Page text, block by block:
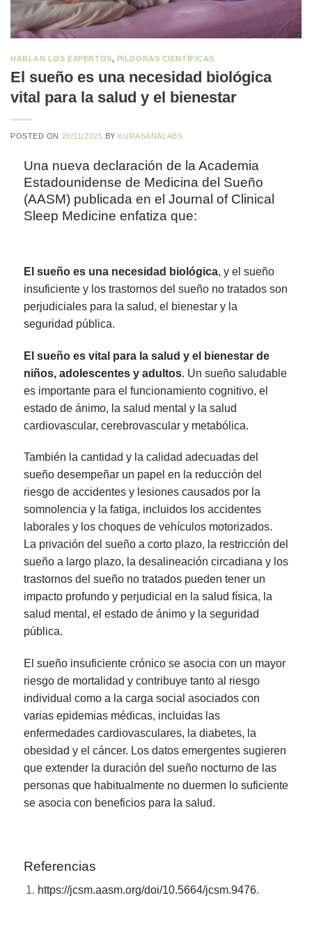
HABLAN LOS EXPERTOS, PÍLDORAS CIENTÍFICAS
El sueño es una necesidad biológica
vital para la salud y el bienestar
POSTED ON 20/11/2025 BY KURASANALABS
Una nueva declaración de la Academia
Estadounidense de Medicina del Sueño
(AASM) publicada en el Journal of Clinical
Sleep Medicine enfatiza que:
El sueño es una necesidad biológica, y el sueño
insuficiente y los trastornos del sueño no tratados son
perjudiciales para la salud, el bienestar y la
seguridad pública.
El sueño es vital para la salud y el bienestar de
niños, adolescentes y adultos. Un sueño saludable
es importante para el funcionamiento cognitivo, el
estado de ánimo, la salud mental y la salud
cardiovascular, cerebrovascular y metabólica.
También la cantidad y la calidad adecuadas del
sueño desempeñar un papel en la reducción del
riesgo de accidentes y lesiones causados por la
somnolencia y la fatiga, incluidos los accidentes
laborales y los choques de vehículos motorizados.
La privación del sueño a corto plazo, la restricción del
sueño a largo plazo, la desalineación circadiana y los
trastornos del sueño no tratados pueden tener un
impacto profundo y perjudicial en la salud física, la
salud mental, el estado de ánimo y la seguridad
pública.
El sueño insuficiente crónico se asocia con un mayor
riesgo de mortalidad y contribuye tanto al riesgo
individual como a la carga social asociados con
varias epidemias médicas, incluidas las
enfermedades cardiovasculares, la diabetes, la
obesidad y el cáncer. Los datos emergentes sugieren
que extender la duración del sueño nocturno de las
personas que habitualmente no duermen lo suficiente
se asocia con beneficios para la salud.
Referencias
https://jcsm.aasm.org/doi/10.5664/jcsm.9476.